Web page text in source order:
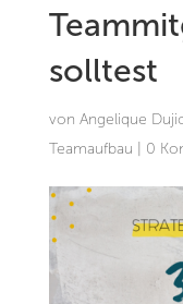
solltest
von Angelique
Teamaufbau
0